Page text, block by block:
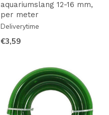
aquariumslang 12-16 mm,
per meter
Deliverytime
€3,59